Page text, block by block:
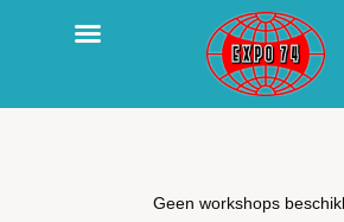
Geen workshops